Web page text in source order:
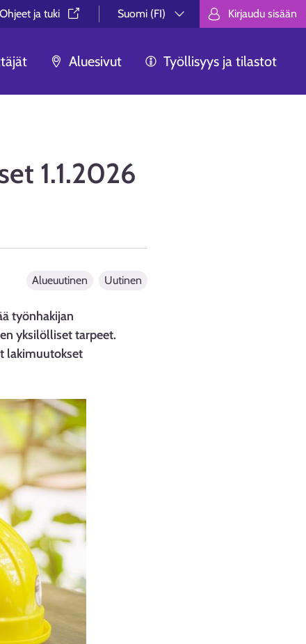
Ohjeet ja tuki⁠
Suomi (FI)
Valitse kieli. Välj språk. Choose
Kirjaudu sisään
Aluesivut Työllisyys ja tilastot
1.1.2026
Alueuutinen Uutinen
työnhakijan
yksilölliset tarpeet.
lakimuutokset